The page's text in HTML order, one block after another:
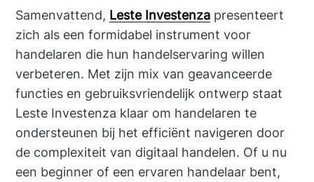
Samenvattend, Leste Investenza presenteert
zich als een formidabel instrument voor
handelaren die hun handelservaring willen
verbeteren. Met zijn mix van geavanceerde
functies en gebruiksvriendelijk ontwerp staat
Leste Investenza klaar om handelaren te
ondersteunen bij het efficiënt navigeren door
de complexiteit van digitaal handelen. Of u nu
een beginner of een ervaren handelaar bent,